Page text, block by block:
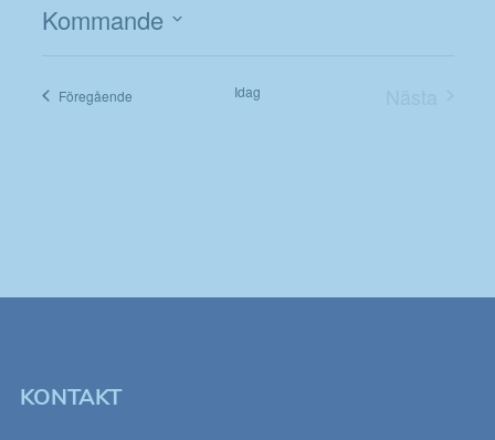
Kommande
FöregåendeEvenemang Idag
KONTAKT